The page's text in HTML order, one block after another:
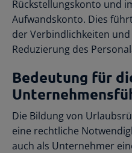
Rückstellungskonto und
Aufwandskonto. Dies
der Verbindlichkeiten
Reduzierung des
Bedeutung für
Die Bildung von
eine rechtliche
auch als Unternehmer